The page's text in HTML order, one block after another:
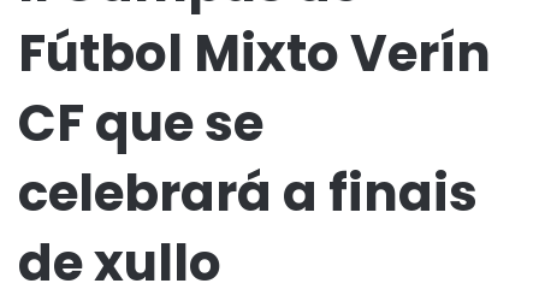
Fútbol Mixto Verín
CF que se
celebrará a finais
de xullo